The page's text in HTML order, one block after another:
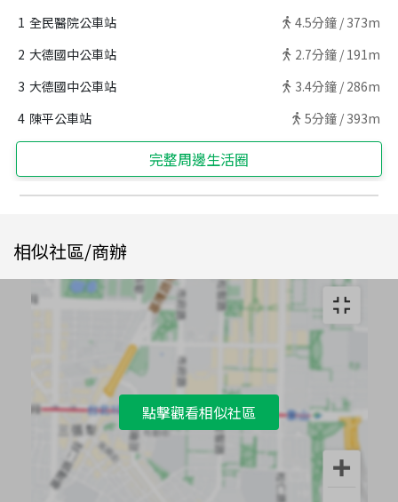
1 全民醫院公車站 4.5分鐘 / 373m
2 大德國中公車站 2.7分鐘 / 191m
3 大德國中公車站 3.4分鐘 / 286m
4 陳平公車站 5分鐘 / 393m
完整周邊生活圈
相似社區/商辦
點擊觀看相似社區